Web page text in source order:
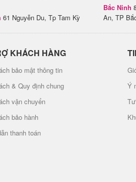
61 Nguyễn Du, Tp Tam Kỳ
Bắc Ninh
An, TP
KHÁCH HÀNG
bảo mật thông tin
& Quy định chung
vận chuyển
bảo hành
thanh toán
Ý